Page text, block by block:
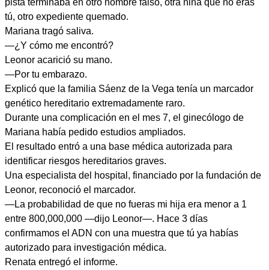
pista terminaba en otro nombre falso, otra niña que no eras
tú, otro expediente quemado.
Mariana tragó saliva.
—¿Y cómo me encontró?
Leonor acarició su mano.
—Por tu embarazo.
Explicó que la familia Sáenz de la Vega tenía un marcador
genético hereditario extremadamente raro.
Durante una complicación en el mes 7, el ginecólogo de
Mariana había pedido estudios ampliados.
El resultado entró a una base médica autorizada para
identificar riesgos hereditarios graves.
Una especialista del hospital, financiado por la fundación de
Leonor, reconoció el marcador.
—La probabilidad de que no fueras mi hija era menor a 1
entre 800,000,000 —dijo Leonor—. Hace 3 días
confirmamos el ADN con una muestra que tú ya habías
autorizado para investigación médica.
Renata entregó el informe.